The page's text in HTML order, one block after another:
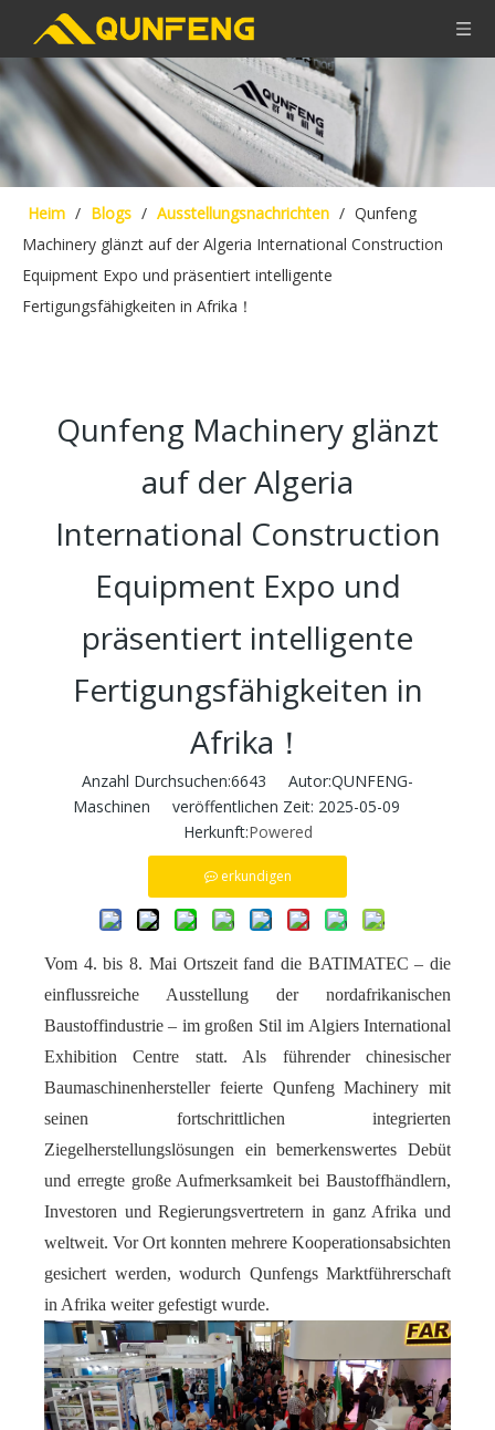
Heim / Blogs / Ausstellungsnachrichten / Qunfeng
Machinery glänzt auf der Algeria International Construction
Equipment Expo und präsentiert intelligente
Fertigungsfähigkeiten in Afrika！
Qunfeng Machinery glänzt
auf der Algeria
International Construction
Equipment Expo und
präsentiert intelligente
Fertigungsfähigkeiten in
Afrika！
Anzahl Durchsuchen:6643 Autor:QUNFENG-
Maschinen veröffentlichen Zeit: 2025-05-09
Herkunft:Powered
erkundigen
Vom 4. bis 8. Mai Ortszeit fand die BATIMATEC – die
einflussreiche Ausstellung der nordafrikanischen
Baustoffindustrie – im großen Stil im Algiers International
Exhibition Centre statt. Als führender chinesischer
Baumaschinenhersteller feierte Qunfeng Machinery mit
seinen fortschrittlichen integrierten
Ziegelherstellungslösungen ein bemerkenswertes Debüt
und erregte große Aufmerksamkeit bei Baustoffhändlern,
Investoren und Regierungsvertretern in ganz Afrika und
weltweit. Vor Ort konnten mehrere Kooperationsabsichten
gesichert werden, wodurch Qunfengs Marktführerschaft
in Afrika weiter gefestigt wurde.